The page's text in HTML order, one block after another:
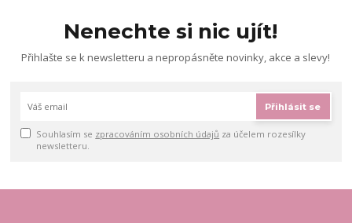
Nenechte si nic ujít!
Přihlašte se k newsletteru a nepropásněte novinky, akce a slevy!
Přihlásit se
Souhlasím se zpracováním osobních údajů za účelem rozesílky
newsletteru.